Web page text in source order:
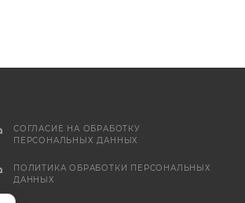
СОГЛАСИЕ НА ОБРАБОТКУ
ПЕРСОНАЛЬНЫХ ДАННЫХ
ПОЛИТИКА ОБРАБОТКИ ПЕРСОНАЛЬНЫХ
ДАННЫХ